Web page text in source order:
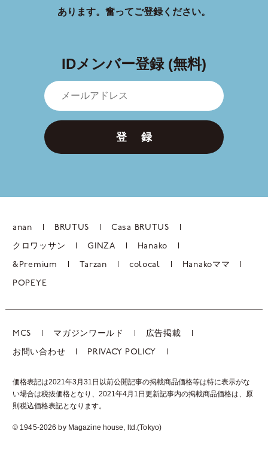
あります。 奮ってご登録ください。
IDメンバー登録 (無料)
登 録
anan BRUTUS Casa BRUTUS
クロワッサン GINZA Hanako
&Premium Tarzan colocal Hanakoママ
POPEYE
MCS マガジンワールド 広告掲載
お問い合わせ PRIVACY POLICY
価格表記は2021年3月31日以前公開記事の掲載商品価格等は特に表示がな
い場合は税抜価格となり、2021年4月1日更新記事内の掲載商品価格は、 原
則税込価格表記となります。
© 1945-2026 by Magazine house, ltd.(Tokyo)